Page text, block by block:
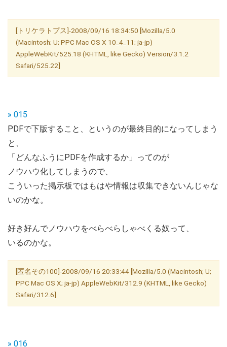
[トリケラトプス]-2008/09/16 18:34:50 [Mozilla/5.0
(Macintosh; U; PPC Mac OS X 10_4_11; ja-jp)
AppleWebKit/525.18 (KHTML, like Gecko) Version/3.1.2
Safari/525.22]
» 015
PDFで下版すること、というのが最終目的になってしまう
と、
「どんなふうにPDFを作成するか」ってのが
ノウハウ化してしまうので、
こういった掲示板ではもはや情報は収集できないんじゃな
いのかな。
好き好んでノウハウをべらべらしゃべくる奴って、
いるのかな。
[匿名その100]-2008/09/16 20:33:44 [Mozilla/5.0 (Macintosh; U;
PPC Mac OS X; ja-jp) AppleWebKit/312.9 (KHTML, like Gecko)
Safari/312.6]
» 016